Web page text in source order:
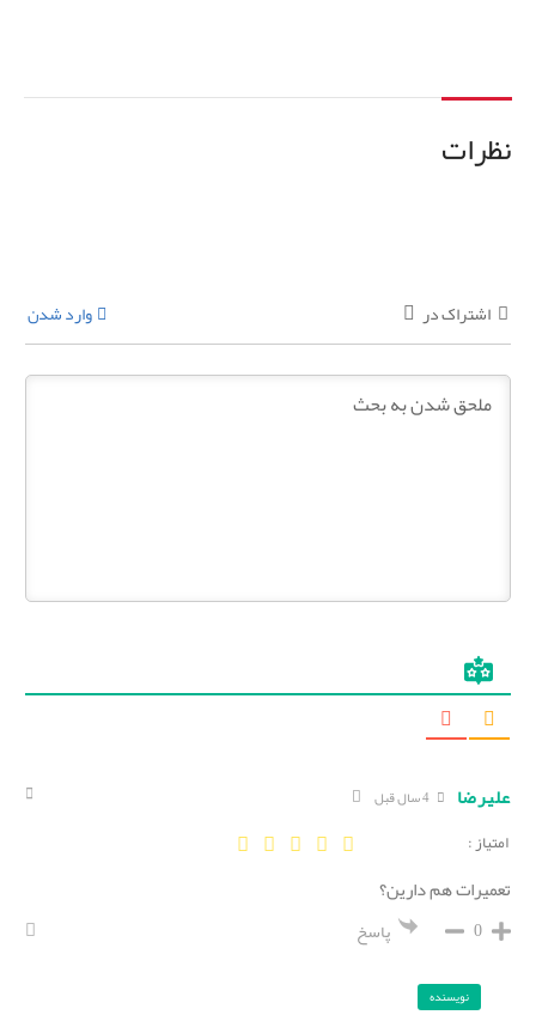
نظرات
اشتراک در وارد شدن
علیرضا 4 سال قبل
امتیاز :
تعمیرات هم دارین؟
0 پاسخ
نویسنده